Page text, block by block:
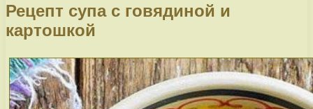
Рецепт супа с говядиной и
картошкой